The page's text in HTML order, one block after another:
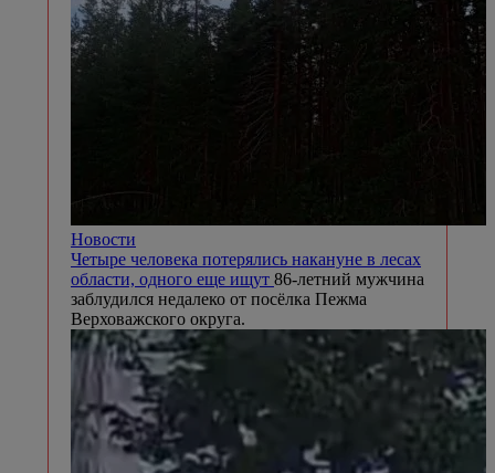
Новости
Четыре человека потерялись накануне в лесах
области, одного еще ищут 86-летний мужчина
заблудился недалеко от посёлка Пежма
Верховажского округа.